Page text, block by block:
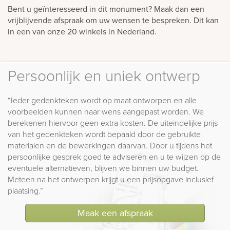
Bent u geïnteresseerd in dit monument? Maak dan een
vrijblijvende afspraak om uw wensen te bespreken. Dit kan
in een van onze 20 winkels in Nederland.
Persoonlijk en uniek ontwerp
“Ieder gedenkteken wordt op maat ontworpen en alle
voorbeelden kunnen naar wens aangepast worden. We
berekenen hiervoor geen extra kosten. De uiteindelijke prijs
van het gedenkteken wordt bepaald door de gebruikte
materialen en de bewerkingen daarvan. Door u tijdens het
persoonlijke gesprek goed te adviseren en u te wijzen op de
eventuele alternatieven, blijven we binnen uw budget.
Meteen na het ontwerpen krijgt u een prijsopgave inclusief
plaatsing.”
Maak een afspraak